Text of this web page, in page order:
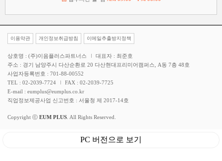
이용약관 개인정보취급방침 이메일추출방지정책
상호명 : (주)이음플러스파트너스
대표자 : 최준호
주소 : 경기 남양주시 다산순환로 20 다산현대프리미어캠퍼스, A동 7층 48호
사업자등록번호 : 701-88-00552
TEL : 02-2039-7724
FAX : 02-2039-7725
E-mail : eumplus@eumplus.co.kr
직업정보제공사업 신고번호 : 서울청 제 2017-14호
Copyright ⓒ EUM PLUS . All Rights Reserved.
PC 버전으로 보기